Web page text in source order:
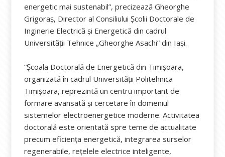
energetic mai sustenabil”, precizează Gheorghe
Grigoraș, Director al Consiliului Școlii Doctorale de
Inginerie Electrică și Energetică din cadrul
Universității Tehnice „Gheorghe Asachi” din Iași.
“Școala Doctorală de Energetică din Timișoara,
organizată în cadrul Universității Politehnica
Timișoara, reprezintă un centru important de
formare avansată și cercetare în domeniul
sistemelor electroenergetice moderne. Activitatea
doctorală este orientată spre teme de actualitate
precum eficiența energetică, integrarea surselor
regenerabile, rețelele electrice inteligente,